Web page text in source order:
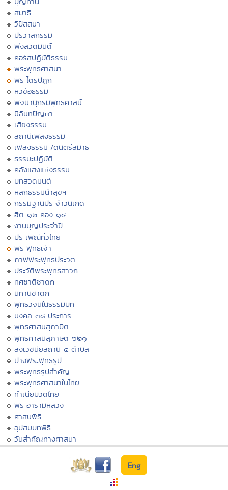
สมาธิ
วิปัสสนา
ปริวาสกรรม
ฟังสวดมนต์
คอร์สปฏิบัติธรรม
พระพุทธศาสนา
พระไตรปิฏก
หัวข้อธรรม
พจนานุกรมพุทธศาสน์
มิลินทปัญหา
เสียงธรรม
สถานีเพลงธรรมะ
เพลงธรรมะ/ดนตรีสมาธิ
ธรรมะปฏิบัติ
คลังแสงแห่งธรรม
บทสวดมนต์
หลักธรรมนำสุขฯ
กรรมฐานประจำวันเกิด
ฮีต ๑๒ คอง ๑๔
งานบุญประจำปี
ประเพณีทั่วไทย
พระพุทธเจ้า
ภาพพระพุทธประวัติ
ประวัติพระพุทธสาวก
ทศชาติชาดก
นิทานชาดก
พุทธวจนในธรรมบท
มงคล ๓๘ ประการ
พุทธศาสนสุภาษิต
พุทธศาสนสุภาษิต ๖๒๑
สังเวชนียสถาน ๔ ตำบล
ปางพระพุทธรูป
พระพุทธรูปสำคัญ
พระพุทธศาสนาในไทย
ทำเนียบวัดไทย
พระอารามหลวง
ศาสนพิธี
อุปสมบทพิธี
วันสำคัญทางศาสนา
Eng